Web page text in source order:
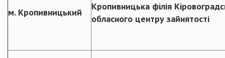
м. Кропивницький
Кропивницька філія
обласного центру зайнятості